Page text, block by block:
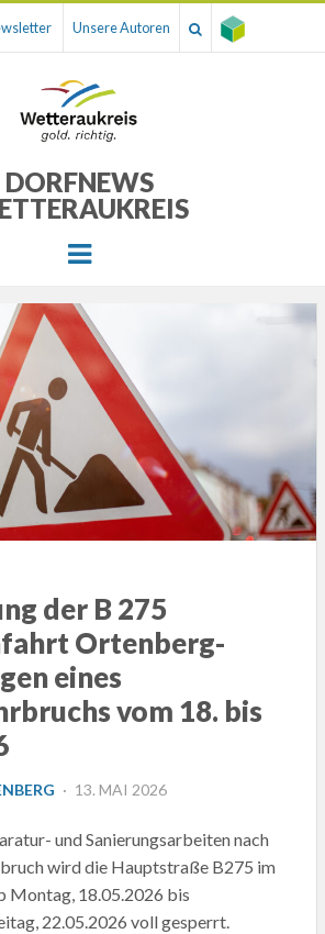
Unsere Autoren
DORFNEWS
Menu
der B 275
Ortenberg-
eines
vom 18. bis
POSTED
13. MAI 2026
und Sanierungsarbeiten nach
wird die Hauptstraße B275 im
Montag, 18.05.2026 bis
22.05.2026 voll gesperrt.